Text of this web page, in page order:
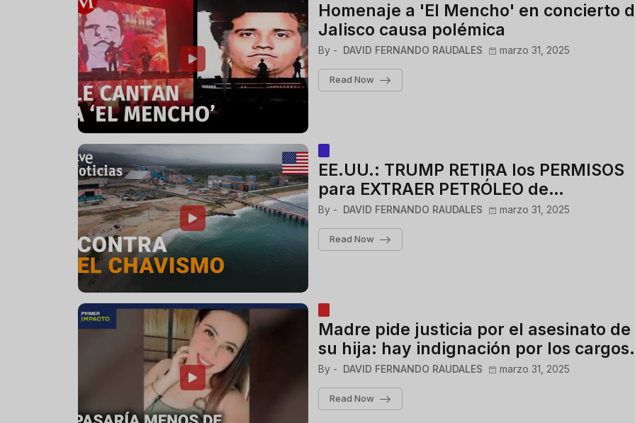
Homenaje a 'El Mencho' en concierto
Jalisco causa polémica
By - DAVID FERNANDO RAUDALES marzo 31, 2025
Read Now
EE.UU.: TRUMP RETIRA los PERMISOS
para EXTRAER PETRÓLEO de
VENEZUELA en su OFENSIVA contra
MADURO
By - DAVID FERNANDO RAUDALES marzo 31, 2025
Read Now
Madre pide justicia por el asesinato de
su hija: hay indignación por los cargos
contra la sospechosa
By - DAVID FERNANDO RAUDALES marzo 31, 2025
Read Now